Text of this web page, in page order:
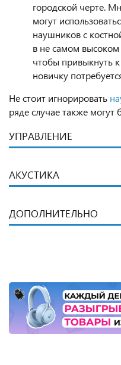
городской черте.
могут
наушников с
в не самом высоком
чтобы привыкнуть
новичку
Не стоит игнорировать
ряде случае также
УПРАВЛЕНИЕ
АКУСТИКА
ДОПОЛНИТЕЛЬНО